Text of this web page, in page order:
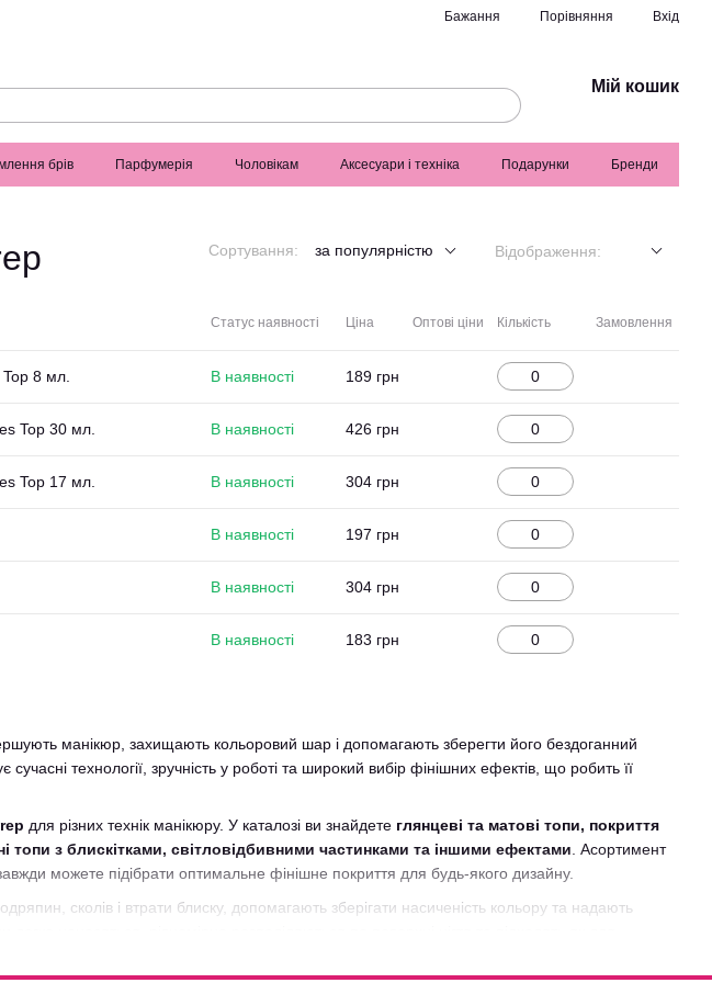
Бажання Порівняння Вхід
Мій кошик
брів Парфумерія Чоловікам Аксесуари і техніка Подарунки Бренди
Сортування: за популярністю Відображення:
манікюр, захищають кольоровий шар і допомагають зберегти його бездоганний
технології, зручність у роботі та широкий вибір фінішних ефектів, що робить її
для різних технік манікюру. У каталозі ви знайдете глянцеві та матові топи, покриття
топи з блискітками, світловідбивними частинками та іншими ефектами. Асортимент
можете підібрати оптимальне фінішне покриття для будь-якого дизайну.
сколів і втрати блиску, допомагають зберігати насиченість кольору та надають
Статус наявності Ціна Оптові ціни Кількість Замовлення
8 мл. В наявності 189 грн
Top 30 мл. В наявності 426 грн
Top 17 мл. В наявності 304 грн
В наявності 197 грн
В наявності 304 грн
В наявності 183 грн